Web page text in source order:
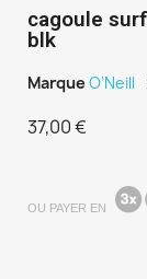
cagoule
blk
Marque O’Neill
37,00 €
OU PAYER EN